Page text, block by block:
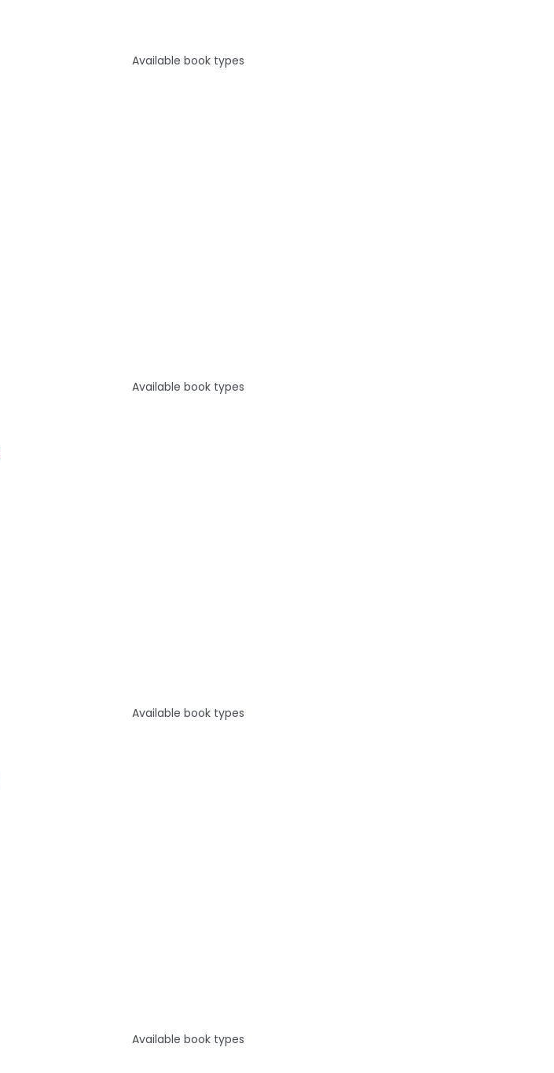
Available book types
Available book types
Available book types
Available book types